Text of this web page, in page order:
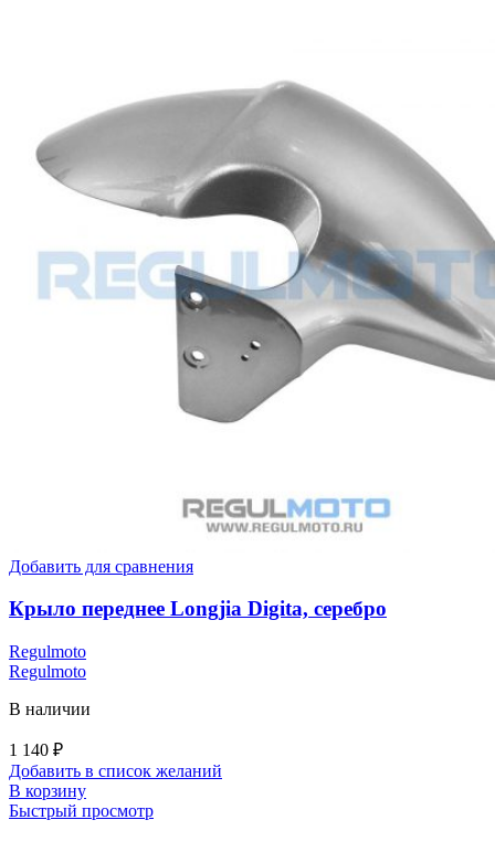
Добавить для сравнения
Крыло переднее Longjia Digita, серебро
Regulmoto
Regulmoto
В наличии
1 140 ₽
Добавить в список желаний
В корзину
Быстрый просмотр